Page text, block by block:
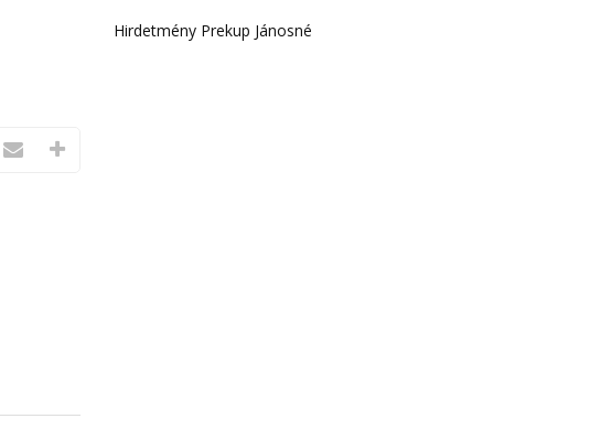
Hirdetmény Prekup Jánosné